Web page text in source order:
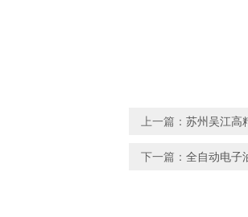
上一篇： 苏州吴江高
下一篇： 全自动电子